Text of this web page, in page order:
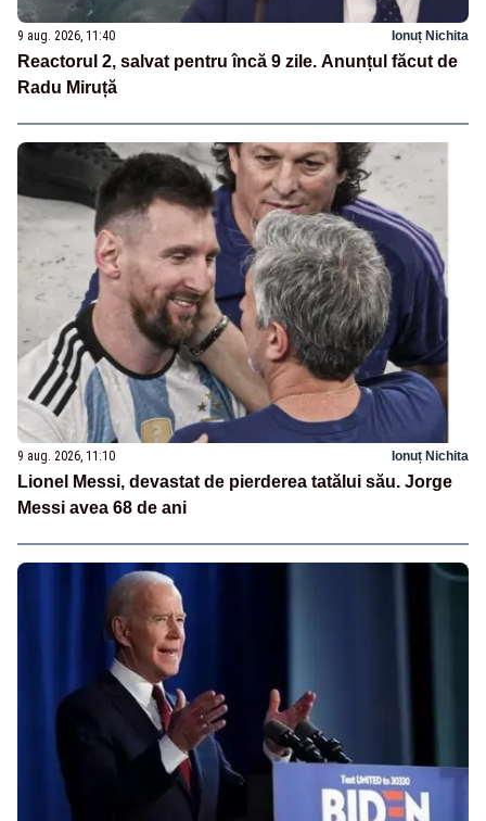
9 aug. 2026, 11:40 Ionuț Nichita
Reactorul 2, salvat pentru încă 9 zile. Anunțul făcut de
Radu Miruță
9 aug. 2026, 11:10 Ionuț Nichita
Lionel Messi, devastat de pierderea tatălui său. Jorge
Messi avea 68 de ani